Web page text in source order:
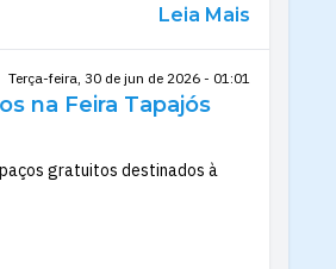
Leia Mais
Terça-feira, 30 de jun de 2026 - 01:01
na Feira Tapajós
gratuitos destinados à